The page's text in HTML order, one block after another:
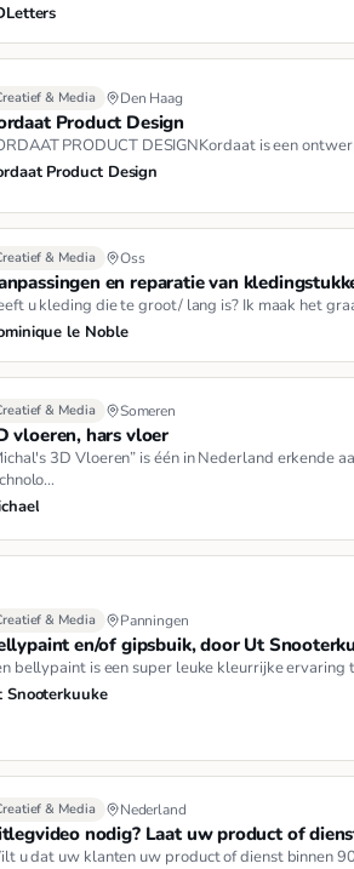
& Media Den Haag
Product Design
PRODUCT DESIGNKordaat is een
Product Design
& Media Oss
en reparatie van
u kleding die te groot/ lang is? Ik maak het
le Noble
& Media Someren
vloeren, hars vloer
3D Vloeren” is één in Nederland erkende
& Media Panningen
en/of gipsbuik, door Ut
bellypaint is een super leuke kleurrijke
Snooterkuuke
& Media Nederland
nodig? Laat uw product of
u dat uw klanten uw product of dienst binnen